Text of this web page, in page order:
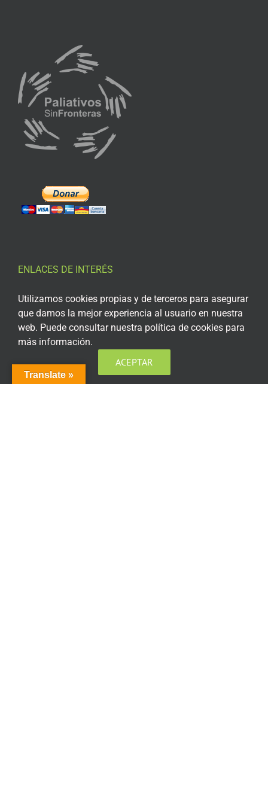
ENLACES DE INTERÉS
Aviso Legal
Política de privacidad
Política de privacidad Redes Sociales
Política de cookies
Translate »
Utilizamos cookies propias y de terceros para asegurar
que damos la mejor experiencia al usuario en nuestra
web. Puede consultar nuestra política de cookies para
más información.
ACEPTAR